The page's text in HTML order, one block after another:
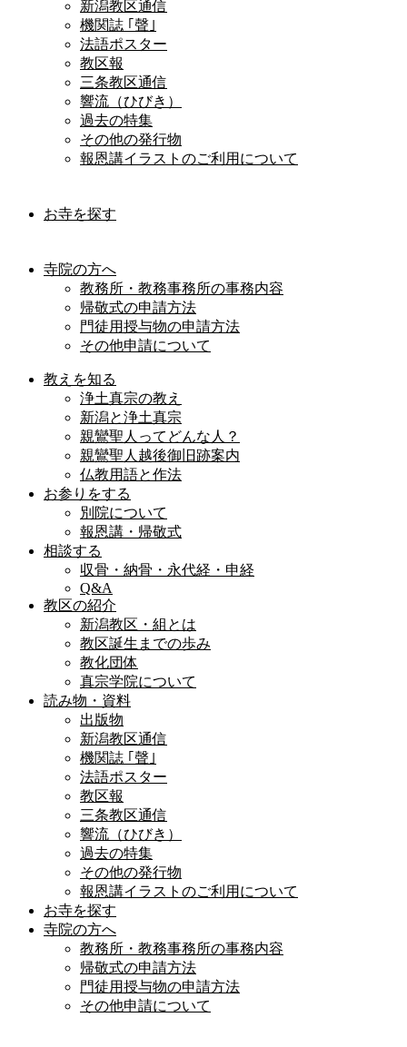
新潟教区通信
機関誌 ｢聲｣
法語ポスター
教区報
三条教区通信
響流（ひびき）
過去の特集
その他の発行物
報恩講イラストのご利用について
お寺を探す
寺院の方へ
教務所・教務事務所の事務内容
帰敬式の申請方法
門徒用授与物の申請方法
その他申請について
教えを知る
浄土真宗の教え
新潟と浄土真宗
親鸞聖人ってどんな人？
親鸞聖人越後御旧跡案内
仏教用語と作法
お参りをする
別院について
報恩講・帰敬式
相談する
収骨・納骨・永代経・申経
Q&A
教区の紹介
新潟教区・組とは
教区誕生までの歩み
教化団体
真宗学院について
読み物・資料
出版物
新潟教区通信
機関誌 ｢聲｣
法語ポスター
教区報
三条教区通信
響流（ひびき）
過去の特集
その他の発行物
報恩講イラストのご利用について
お寺を探す
寺院の方へ
教務所・教務事務所の事務内容
帰敬式の申請方法
門徒用授与物の申請方法
その他申請について